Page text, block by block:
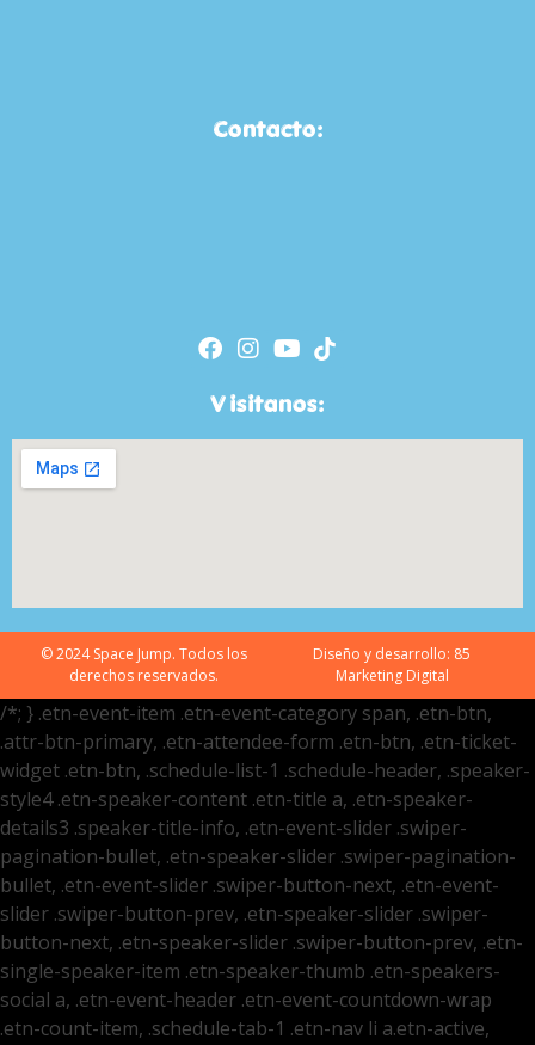
Contacto:
Visitanos:
© 2024 Space Jump. Todos los
derechos reservados.
Diseño y desarrollo: 85
Marketing Digital
/*; } .etn-event-item .etn-event-category span, .etn-btn,
.attr-btn-primary, .etn-attendee-form .etn-btn, .etn-ticket-
widget .etn-btn, .schedule-list-1 .schedule-header, .speaker-
style4 .etn-speaker-content .etn-title a, .etn-speaker-
details3 .speaker-title-info, .etn-event-slider .swiper-
pagination-bullet, .etn-speaker-slider .swiper-pagination-
bullet, .etn-event-slider .swiper-button-next, .etn-event-
slider .swiper-button-prev, .etn-speaker-slider .swiper-
button-next, .etn-speaker-slider .swiper-button-prev, .etn-
single-speaker-item .etn-speaker-thumb .etn-speakers-
social a, .etn-event-header .etn-event-countdown-wrap
.etn-count-item, .schedule-tab-1 .etn-nav li a.etn-active,